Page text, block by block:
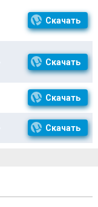
Скачать
Скачать
Скачать
Скачать